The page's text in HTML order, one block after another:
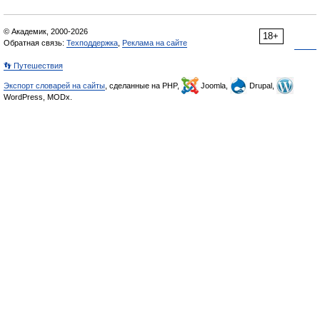
18+
© Академик, 2000-2026
Обратная связь: Техподдержка Реклама на сайте
👣 Путешествия
Экспорт словарей на сайты , сделанные на PHP, Joomla,
Drupal,
WordPress, MODx.